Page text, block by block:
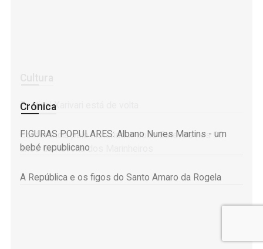
Festival Xarivari está de volta
Conferência pelo historiador João Esteves nos 90
anos da Revolta dos Marinheiros
Crónica
FIGURAS POPULARES: Albano Nunes Martins - um
bebé republicano
A República e os figos do Santo Amaro da Rogela